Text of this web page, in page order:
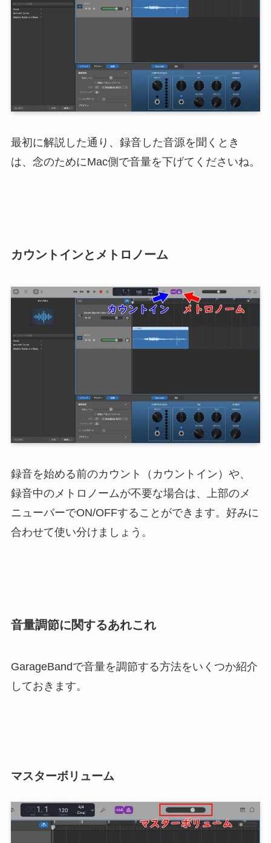
最初に解説した通り、録音した音源を聞くとき
は、念のためにMac側で音量を下げてくださいね。
カウントインとメトロノーム
録音を始める前のカウント（カウントイン）や、
録音中のメトロノームが不要な場合は、上部のメ
ニューバーでON/OFFすることができます。好みに
合わせて使い分けましょう。
音量調節に関するあれこれ
GarageBandで音量を調節する方法をいくつか紹介
しておきます。
マスターボリューム